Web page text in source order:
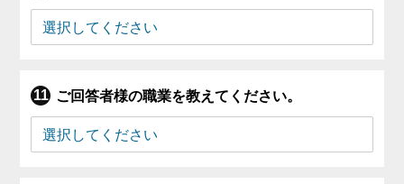
ご回答者様の職業を教えてください。